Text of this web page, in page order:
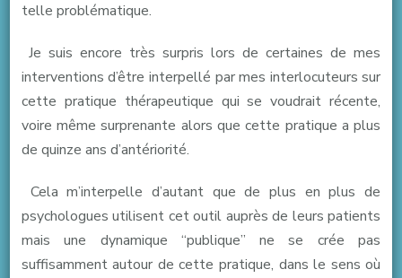
telle problématique.
Je suis encore très surpris lors de certaines de mes
interventions d’être interpellé par mes interlocuteurs sur
cette pratique thérapeutique qui se voudrait récente,
voire même surprenante alors que cette pratique a plus
de quinze ans d’antériorité.
Cela m’interpelle d’autant que de plus en plus de
psychologues utilisent cet outil auprès de leurs patients
mais une dynamique “publique” ne se crée pas
suffisamment autour de cette pratique, dans le sens où